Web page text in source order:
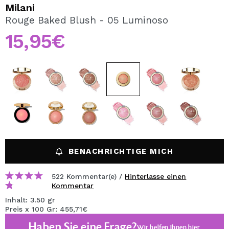
REGISTRIEREN
Durch die Erstellung eines Kontos bei Maquillalia.de
können Sie Ihre Einkäufe schnell tätigen, den Status Ihrer
einsehen.
BENUTZERKONTO ERSTELLEN
Milani
Rouge Baked Blush - 05 Luminoso
15,95€
BENACHRICHTIGE MICH
522 Kommentar(e) / Hinterlasse einen
Kommentar
Inhalt: 3.50 gr
Preis x 100 Gr: 455,71€
Wir helfen Ihnenhier